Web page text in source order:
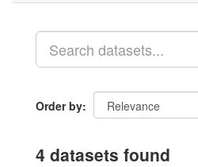
Order by
4 datasets found